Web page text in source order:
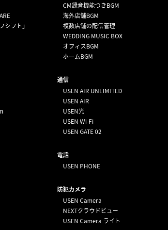
シフト」
CM録音機能つきBGM
海外店舗BGM
複数店舗の配信管理
WEDDING MUSIC BOX
オフィスBGM
ホームBGM
通信
USEN AIR UNLIMITED
USEN AIR
USEN光
USEN Wi-Fi
USEN GATE 02
電話
USEN PHONE
防犯カメラ
USEN Camera
NEXTクラウドビュー
USEN Camera ライト